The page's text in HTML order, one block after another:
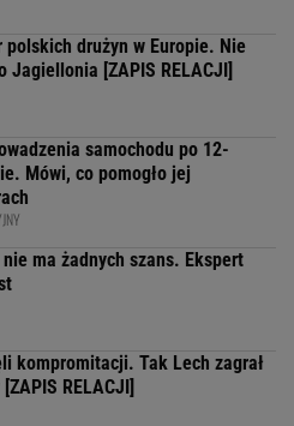
polskich drużyn w Europie. Nie
Jagiellonia [ZAPIS RELACJI]
samochodu po 12-
Mówi, co pomogło jej
ma żadnych szans. Ekspert
kompromitacji. Tak Lech zagrał
RELACJI]